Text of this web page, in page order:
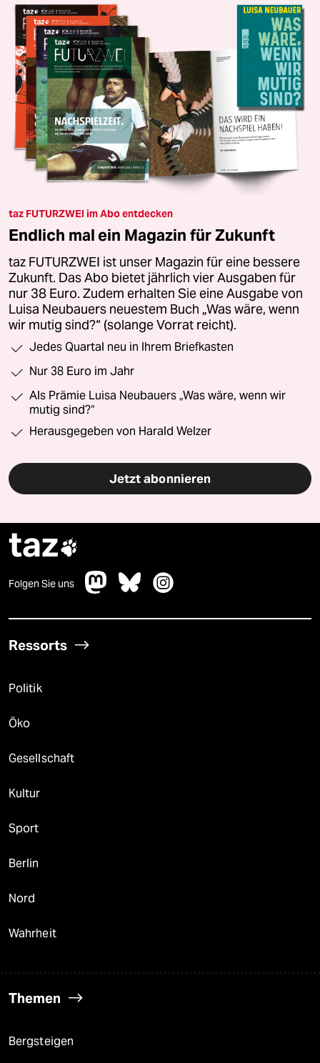
taz FUTURZWEI im Abo entdecken
Endlich mal ein Magazin für Zukunft
taz FUTURZWEI ist unser Magazin für eine bessere
Zukunft. Das Abo bietet jährlich vier Ausgaben für
nur 38 Euro. Zudem erhalten Sie eine Ausgabe von
Luisa Neubauers neuestem Buch „Was wäre, wenn
wir mutig sind?“ (solange Vorrat reicht).
Jedes Quartal neu in Ihrem Briefkasten
Nur 38 Euro im Jahr
Als Prämie Luisa Neubauers „Was wäre, wenn wir
mutig sind?“
Herausgegeben von Harald Welzer
Jetzt abonnieren
taz
Folgen Sie uns
Ressorts
Politik
Öko
Gesellschaft
Kultur
Sport
Berlin
Nord
Wahrheit
Themen
Bergsteigen